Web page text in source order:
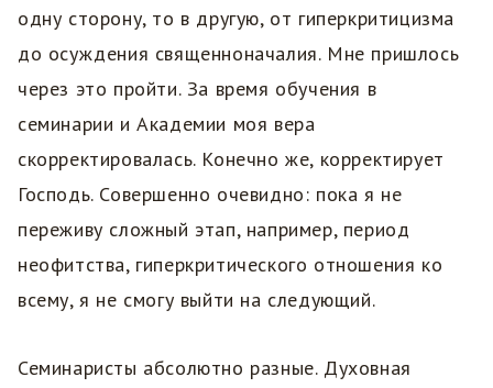
одну сторону, то в другую, от гиперкритицизма
до осуждения священноначалия. Мне пришлось
через это пройти. За время обучения в
семинарии и Академии моя вера
скорректировалась. Конечно же, корректирует
Господь. Совершенно очевидно: пока я не
переживу сложный этап, например, период
неофитства, гиперкритического отношения ко
всему, я не смогу выйти на следующий.
Семинаристы абсолютно разные. Духовная